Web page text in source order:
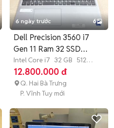
6 ngày trước 6
Dell Precision 3560 i7
Gen 11 Ram 32 SSD
512GB
Intel Core i7 32 GB 512
GB SSD
12.800.000 đ
Q. Hai Bà Trưng
P. Vĩnh Tuy mới